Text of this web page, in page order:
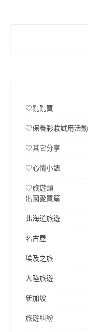
♡亂亂買
♡保養彩妝試用活動
♡其它分享
♡心情小語
♡旅遊類
出國愛買篇
北海道旅遊
名古屋
埃及之旅
大陸旅遊
新加坡
旅遊糾紛